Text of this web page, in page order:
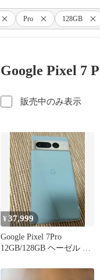
Pro 128GB
Google Pixel 7
販売中のみ表示
¥37,999
Google Pixel 7Pro
12GB/128GB ヘーゼル 美